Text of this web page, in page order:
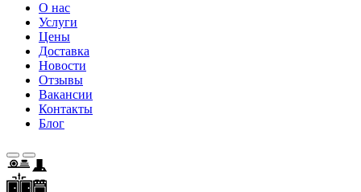
О нас
Услуги
Цены
Доставка
Новости
Отзывы
Вакансии
Контакты
Блог